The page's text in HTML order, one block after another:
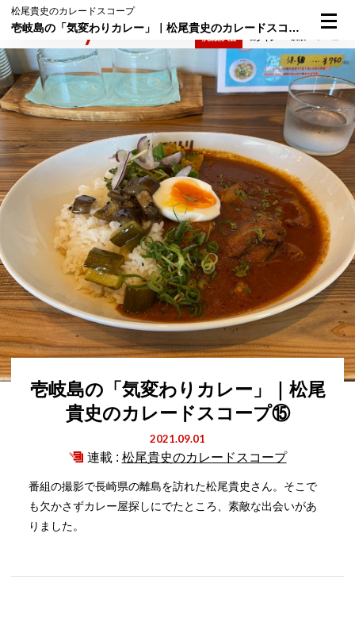
松尾貴史のカレードスコープ
壱岐島の「気変わりカレー」｜松尾貴史のカレードスコープ⑮
壱岐島の「気変わりカレー」｜松尾
貴史のカレードスコープ⑮
2021.09.01
連載 : 松尾貴史のカレードスコープ
番組の撮影で長崎県の離島を訪れた松尾貴史さん。そこで
も欠かさずカレー屋探しにでたところ、素敵な出会いがあ
りました。